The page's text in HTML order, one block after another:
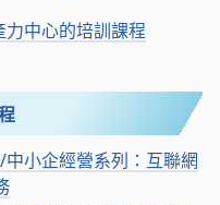
力中心的培訓課程
中小企經營系列：互聯網